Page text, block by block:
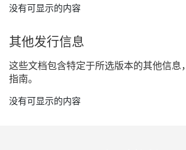
没有可显示的内容
其他发行信息
这些文档包含特定于所选版本的其他信息，
指南。
没有可显示的内容